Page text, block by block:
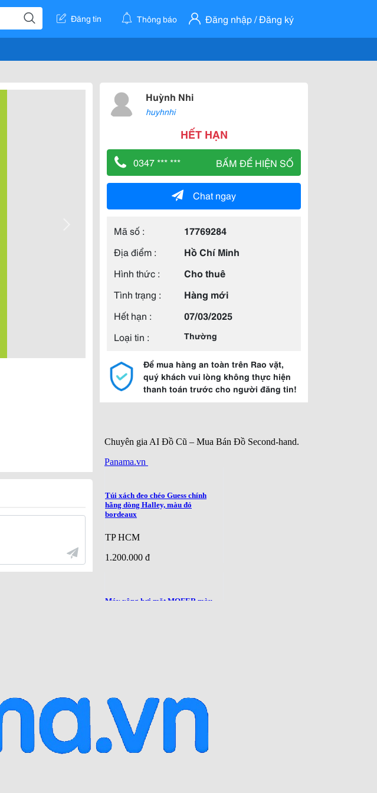
Đăng tin Thông báo Đăng nhập / Đăng ký
Huỳnh Nhi
huyhnhi
HẾT HẠN
0347 *** *** BẤM ĐỂ HIỆN SỐ
Chat ngay
Mã số :
17769284
Địa điểm :
Hồ Chí Minh
Hình thức :
Cho thuê
Tình trạng :
Hàng mới
Hết hạn :
07/03/2025
Loại tin :
Thường
Để mua hàng an toàn trên Rao vặt,
quý khách vui lòng không thực hiện
thanh toán trước cho người đăng tin!